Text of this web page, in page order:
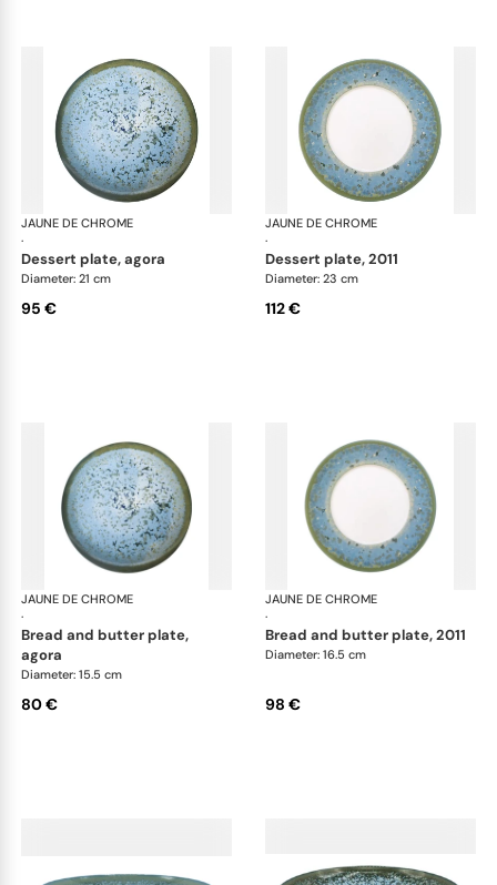
JAUNE DE CHROME
·
Nymphéa
dessert plate, agora
Diameter: 21 cm
95 €
JAUNE DE CHROME
·
dessert plate, 2011
Diameter: 23 cm
112 €
JAUNE DE CHROME
·
Nymphéa
bread and butter plate,
agora
Diameter: 15.5 cm
80 €
JAUNE DE CHROME
·
bread and butter plate, 2011
Diameter: 16.5 cm
98 €